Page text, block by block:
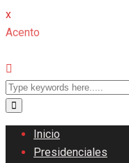
x
Acento
Inicio
Presidenciales